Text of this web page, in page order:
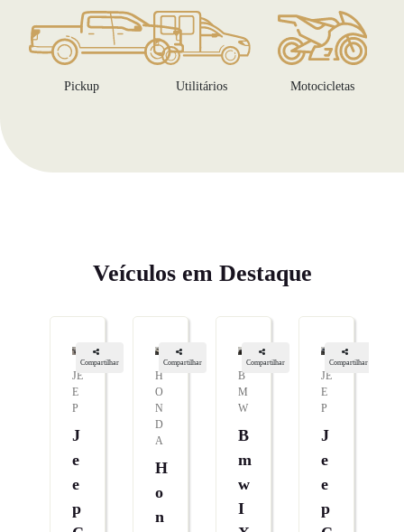
Pickup Utilitários Motocicletas
Veículos em Destaque
Compartilhar
JE
E
P
J
E
E
P
Compartilhar
H
O
N
D
A
H
O
N
Compartilhar
B
M
W
B
M
W
I
Compartilhar
JE
E
P
J
E
E
P